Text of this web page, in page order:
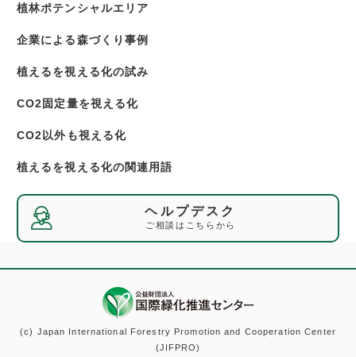
植林ポテンシャルエリア
企業による森づくり事例
植えるを視える化の試み
CO2固定量を視える化
CO2以外も視える化
植えるを視える化の関連用語
ヘルプデスク
ご相談はこちらから
(c) Japan International Forestry Promotion and Cooperation Center
(JIFPRO)